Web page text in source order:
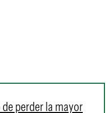
perder la mayor